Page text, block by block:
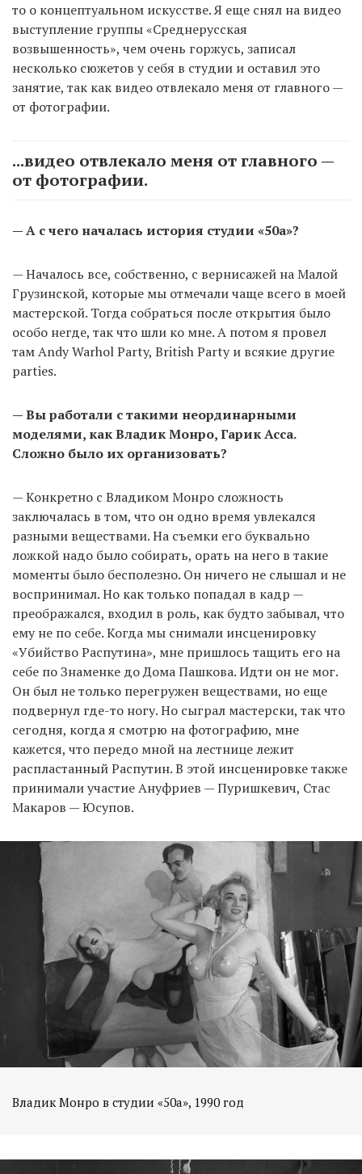
то о концептуальном искусстве. Я еще снял на видео
выступление группы «Среднерусская
возвышенность», чем очень горжусь, записал
несколько сюжетов у себя в студии и оставил это
занятие, так как видео отвлекало меня от главного —
от фотографии.
...видео отвлекало меня от главного —
от фотографии.
— А с чего началась история студии «50а»?
— Началось все, собственно, с вернисажей на Малой
Грузинской, которые мы отмечали чаще всего в моей
мастерской. Тогда собраться после открытия было
особо негде, так что шли ко мне. А потом я провел
там Andy Warhol Party, British Party и всякие другие
parties.
— Вы работали с такими неординарными
моделями, как Владик Монро, Гарик Асса.
Сложно было их организовать?
— Конкретно с Владиком Монро сложность
заключалась в том, что он одно время увлекался
разными веществами. На съемки его буквально
ложкой надо было собирать, орать на него в такие
моменты было бесполезно. Он ничего не слышал и не
воспринимал. Но как только попадал в кадр —
преображался, входил в роль, как будто забывал, что
ему не по себе. Когда мы снимали инсценировку
«Убийство Распутина», мне пришлось тащить его на
себе по Знаменке до Дома Пашкова. Идти он не мог.
Он был не только перегружен веществами, но еще
подвернул где-то ногу. Но сыграл мастерски, так что
сегодня, когда я смотрю на фотографию, мне
кажется, что передо мной на лестнице лежит
распластанный Распутин. В этой инсценировке также
принимали участие Ануфриев — Пуришкевич, Стас
Макаров — Юсупов.
Владик Монро в студии «50а», 1990 год